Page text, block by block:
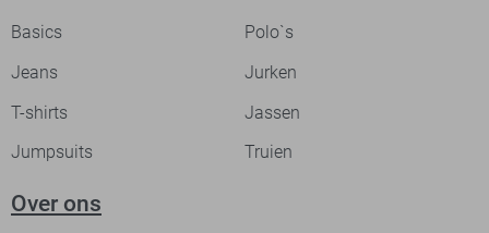
Basics
Polo`s
Jeans
Jurken
T-shirts
Jassen
Jumpsuits
Truien
Over ons